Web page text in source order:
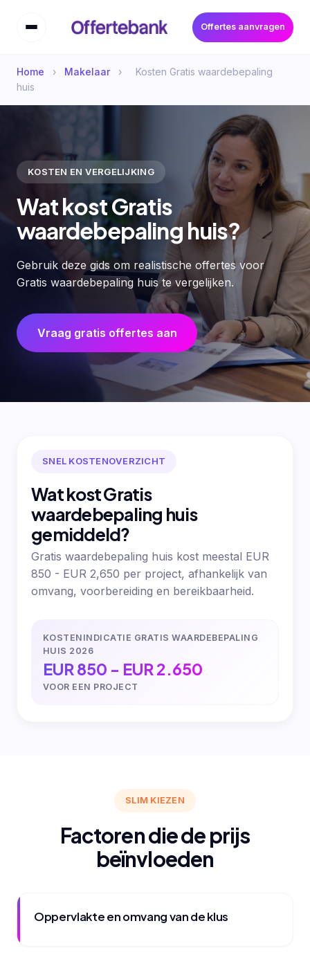
Offertes aanvragen
Home › Makelaar ›
Kosten Gratis waardebepaling
huis
KOSTEN EN VERGELIJKING
Wat kost Gratis
waardebepaling huis?
Gebruik deze gids om realistische offertes voor
Gratis waardebepaling huis te vergelijken.
Vraag gratis offertes aan
SNEL KOSTENOVERZICHT
Wat kost Gratis
waardebepaling huis
gemiddeld?
Gratis waardebepaling huis kost meestal EUR
850 - EUR 2,650 per project, afhankelijk van
omvang, voorbereiding en bereikbaarheid.
KOSTENINDICATIE GRATIS WAARDEBEPALING
HUIS 2026
EUR 850 - EUR 2.650
VOOR EEN PROJECT
SLIM KIEZEN
Factoren die de prijs
beïnvloeden
Oppervlakte en omvang van de klus